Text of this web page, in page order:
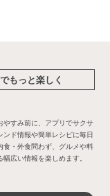
もっと楽しく
やすみ前に、アプリでサクサ
ンド情報や簡単レシピに毎日
食・外食問わず、グルメや料
広い情報を楽しめます。